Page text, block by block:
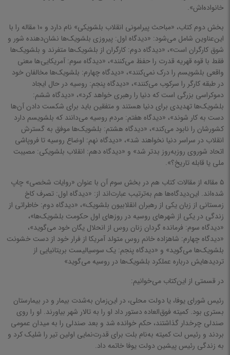
قرآن، ادعیه، روضه و مناجات نامه
اسطوره، اسطوره‌شناسی
روانشناسی
روانکاوی و تربیت فرزند
خانواده و ازدواج
موفقیت و سبک زندگی
فرا روانشناسی
روانشناسی بالینی
روان درمانگری انگیزشی
زبان، گویش و زبانشناسی
عرفان و فلسفه
علوم اجتماعی
تفسیر و بررسی و ترجمه
علوم پایه
ریاضی
خانواده‌اش».
بخش دوم کتاب، «مباحث پیرامونی انقلاب بلشویکی» نام دارد و ۱۰ مقاله را با
این‌عناوین شامل می‌شود: «دیدگاه اول: پیروزی بلشویک‌ها نشان‌دهنده شور و
شوق کارگران است»، «دیدگاه دوم: کارگران از بلشویک‌ها متفرند و بلشویک‌ها
فقط با قوه قهریه قدرت را حفظ می‌کنند»، «دیدگاه سوم: آمریکایی‌ها معنی
واقعی بلشویسم را درک نمی‌کنند»، «دیدگاه چهارم: بلشویک‌ها مخالفان خود
در طبقه کارگر را سرکوب می‌کنند»، «دیدگاه پنجم: روسیه در حال ایجاد
دموکراسی بزرگی است که دنیا را رهبری خواهد کرد»، «دیدگاه ششم:‌
بلشویک‌ها تهدیدی برای دنیا هستند و متفقین باید برای شکست دادن آن‌ها
دست به کار شوند»، «دیدگاه هفتم: مردم روسیه می‌دانند که بلشویسم دارد
کشورشان را نابود می‌کند»، «دیدگاه هشتم: بلشویک‌ها موفق به گسترش
انقلاب در سراسر دنیا نخواهند شد»، «دیدگاه نهم: اوضاع روسیه تا فروپاشی
اتحاد شوروی روزبه‌روز بدتر شد» و «دیدگاه دهم:‌ انقلاب بلشویکی: مصیبت
ملی یا قابله تاریخ؟».
۵ مقاله از مقالات کتاب هم در بخش سوم آن با عنوان «روایات شخصی» چاپ
شده‌اند. این‌دیدگاه‌ها هم به‌ترتیب عبارت‌اند از: «دیدگاه اول: تصرف کاخ
زمستانی از زبان یکی از رهبران انقلابیون بلشویک»، «دیدگاه دوم: خاطراتی از
زندگی در یکی از شهرهای روسیه در روزهای اول حکومت بلشویک‌ها»،
«دیدگاه سوم: فرمانده گردان زنان روس از انحلال یگان خود می‌گوید»،
«دیدگاه چهارم: شاهزاده خانم روس متولد آمریکا از فرار خود از دست خشونت
بلشویک‌ها می‌گوید» و «دیدگاه پنجم: یک سوسیالیست بریتانیایی از
تردیدهایش درباره عملکرد بلشویک‌ها در روسیه می‌گوید»
در قسمتی از این‌کتاب می‌خوانیم:
رئیس شورای یوفا، یا دولت محلی، در این‌زمان به‌شدت بیمار و در بیمارستان
بستری بود. کمیته فوق‌العاده دستور داد او را به تالار شهر بیاورند. او را روی
صندلی چرخدار گذاشتند، حکم خوانده شد و بعد صندلی را به میدان عمومی
بردند و رئیس لت کمیته به‌نام بلت برای قدرت‌نمایی اولین تیر را شلیک کرد و
به زندگی رئیس پیشین دولت یوفا خاتمه داد.